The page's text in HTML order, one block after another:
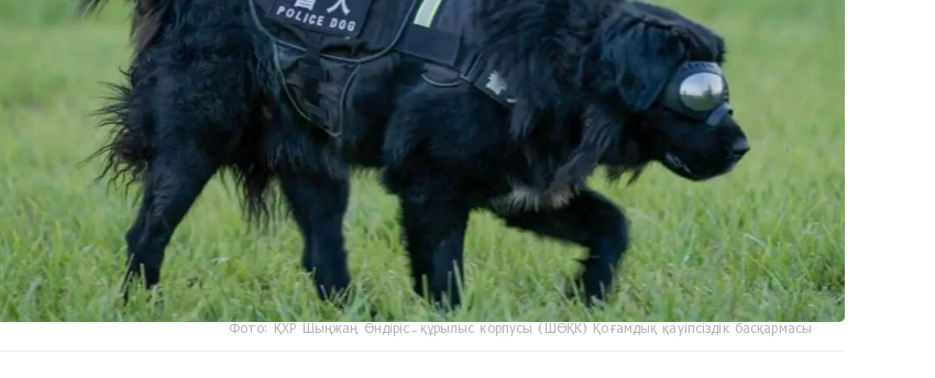
Фото: ҚХР Шыңжаң Өндіріс-құрылыс корпусы (ШӨҚК) Қоғамдық қауіпсіздік басқармасы